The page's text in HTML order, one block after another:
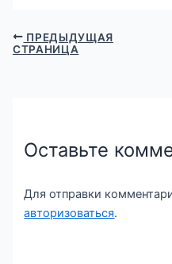
ПРЕДЫДУЩАЯ
СТРАНИЦА
Оставьте
Для отправки
авторизоваться.